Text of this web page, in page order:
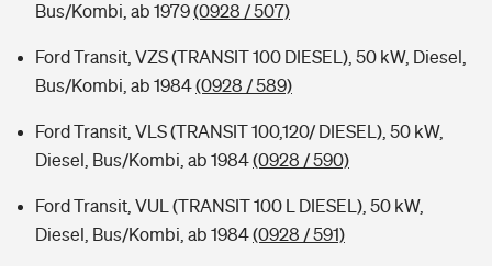
Bus/Kombi, ab 1979(0928 / 507)
Ford Transit, VZS (TRANSIT 100 DIESEL), 50 kW, Diesel,
Bus/Kombi, ab 1984(0928 / 589)
Ford Transit, VLS (TRANSIT 100,120/ DIESEL), 50 kW,
Diesel, Bus/Kombi, ab 1984(0928 / 590)
Ford Transit, VUL (TRANSIT 100 L DIESEL), 50 kW,
Diesel, Bus/Kombi, ab 1984(0928 / 591)